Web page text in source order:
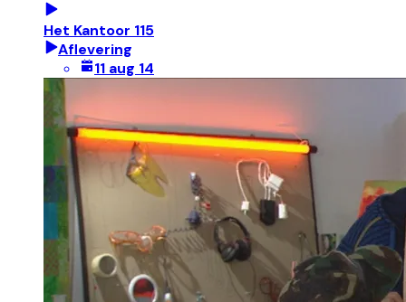
Het Kantoor 115
Aflevering
11 aug 14